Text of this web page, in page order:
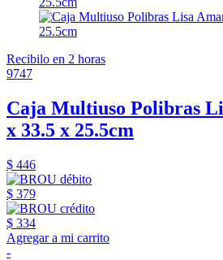
Recibilo en 2 horas
9747
Caja Multiuso Polibras
x 33.5 x 25.5cm
$ 446
$ 379
$ 334
Agregar a mi carrito
-